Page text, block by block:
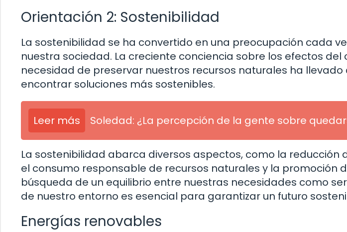
Orientación 2: Sostenibilidad
La sostenibilidad se ha convertido en una preocupación cada
nuestra sociedad. La creciente conciencia sobre los efectos
necesidad de preservar nuestros recursos naturales ha llevado
encontrar soluciones más sostenibles.
Leer más Soledad: ¿La percepción de la gente sobre
La sostenibilidad abarca diversos aspectos, como la reducción
el consumo responsable de recursos naturales y la promoción
búsqueda de un equilibrio entre nuestras necesidades como
de nuestro entorno es esencial para garantizar un futuro
Energías renovables